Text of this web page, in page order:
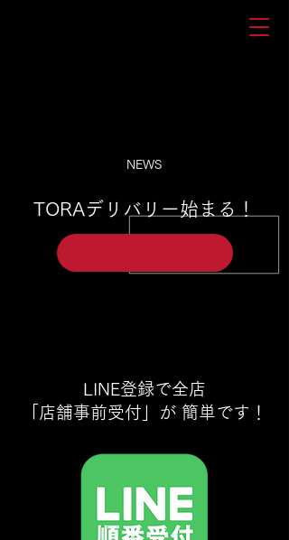
NEWS
TORAデリバリー始まる！
LINE登録で全店
「店舗事前受付」が 簡単です！